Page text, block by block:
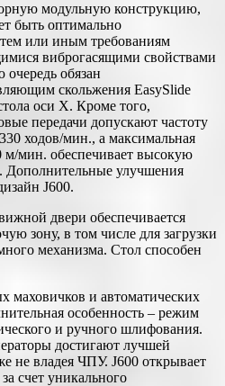
модульную конструкцию,
быть оптимально
или иным требованиям
виброгасящими свойствами
обязан
скольжения EasySlide
оси Х. Кроме того,
передачи допускают частоту
ходов/мин., а максимальная
м/мин. обеспечивает высокую
Дополнительные улучшения
J600.
двери обеспечивается
зону, в том числе для загрузки
механизма. Стол способен
маховичков и автоматических
особенность – режим
и ручного шлифования.
достигают лучшей
не владея ЧПУ. J600 открывает
счет уникального